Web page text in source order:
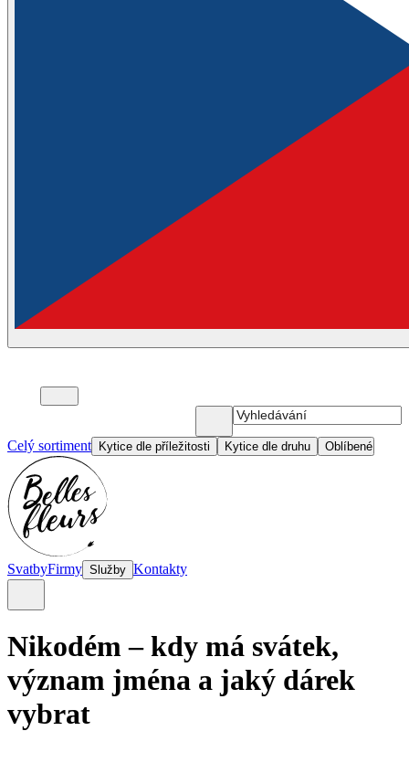
Celý sortiment Kytice dle příležitosti Kytice dle druhu Oblíbené
SvatbyFirmy Služby Kontakty
Nikodém – kdy má svátek,
význam jména a jaký dárek
vybrat